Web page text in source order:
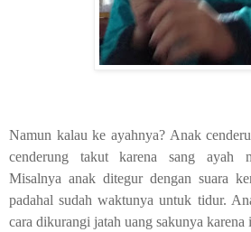
Namun kalau ke ayahnya? Anak
cenderung takut karena sang ayah
Misalnya anak ditegur dengan suara
padahal sudah waktunya untuk tidur.
cara dikurangi jatah uang sakunya karena